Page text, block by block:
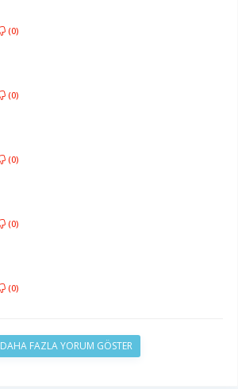
(0)
(0)
(0)
(0)
(0)
DAHA FAZLA YORUM GÖSTER